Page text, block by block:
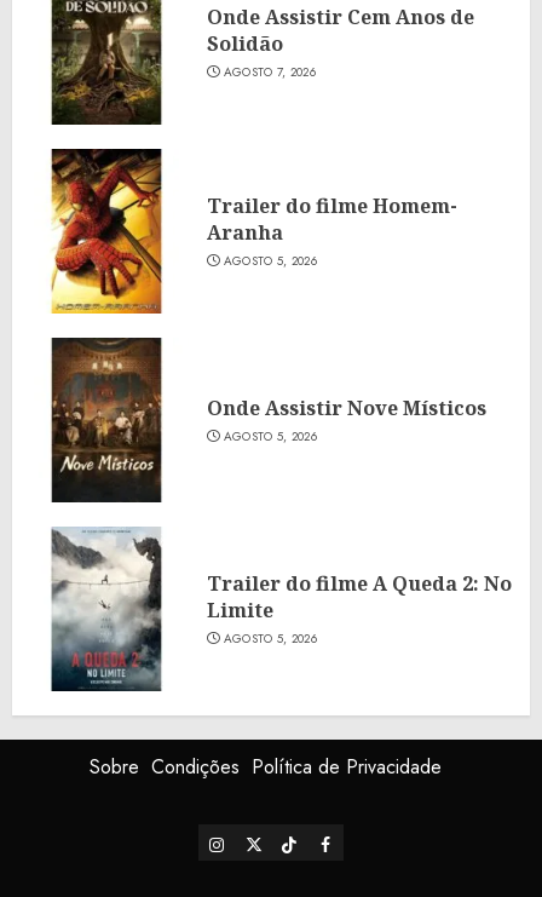
Onde Assistir Cem Anos de
Solidão
AGOSTO 7, 2026
Trailer do filme Homem-
Aranha
AGOSTO 5, 2026
Onde Assistir Nove Místicos
AGOSTO 5, 2026
Trailer do filme A Queda 2: No
Limite
AGOSTO 5, 2026
Sobre Condições Política de Privacidade
Instagram
X TikTokFacebook